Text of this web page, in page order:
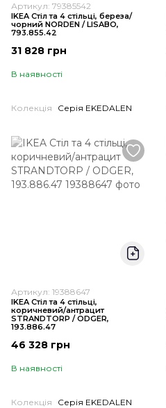
Артикул: 79385542
IKEA Стіл та 4 стільці, береза/
чорний NORDEN / LISABO,
793.855.42
31 828 грн
В наявності
Колекція Серія EKEDALEN
Артикул: 19388647
IKEA Стіл та 4 стільці,
коричневий/антрацит
STRANDTORP / ODGER,
193.886.47
46 328 грн
В наявності
Колекція Серія EKEDALEN